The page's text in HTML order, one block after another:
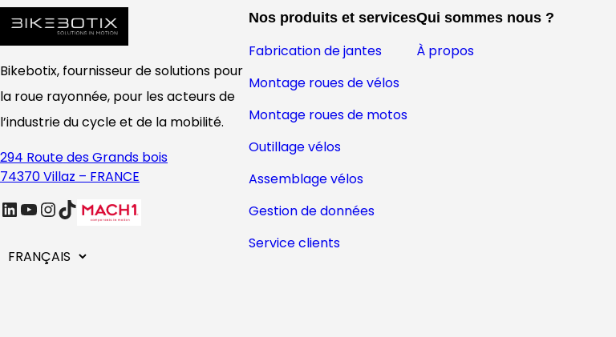
Bikebotix, fournisseur de solutions pour
la roue rayonnée, pour les acteurs de
l’industrie du cycle et de la mobilité.
294 Route des Grands bois
74370 Villaz – FRANCE
linkedin Youtube InstagramTikTok
Nos produits et services
Fabrication de jantes
Montage roues de vélos
Montage roues de motos
Outillage vélos
Assemblage vélos
Gestion de données
Service clients
Qui sommes nous ?
À propos